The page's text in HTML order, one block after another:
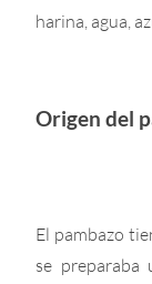
harina, agua,
Origen del
El pambazo
se preparaba